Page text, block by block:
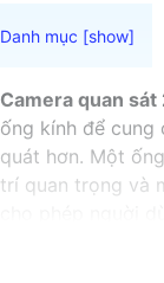
Camera quan sát
ống kính để cung
quát hơn. Một
trí quan trọng và
toàn cảnh mọi
quan sát này,